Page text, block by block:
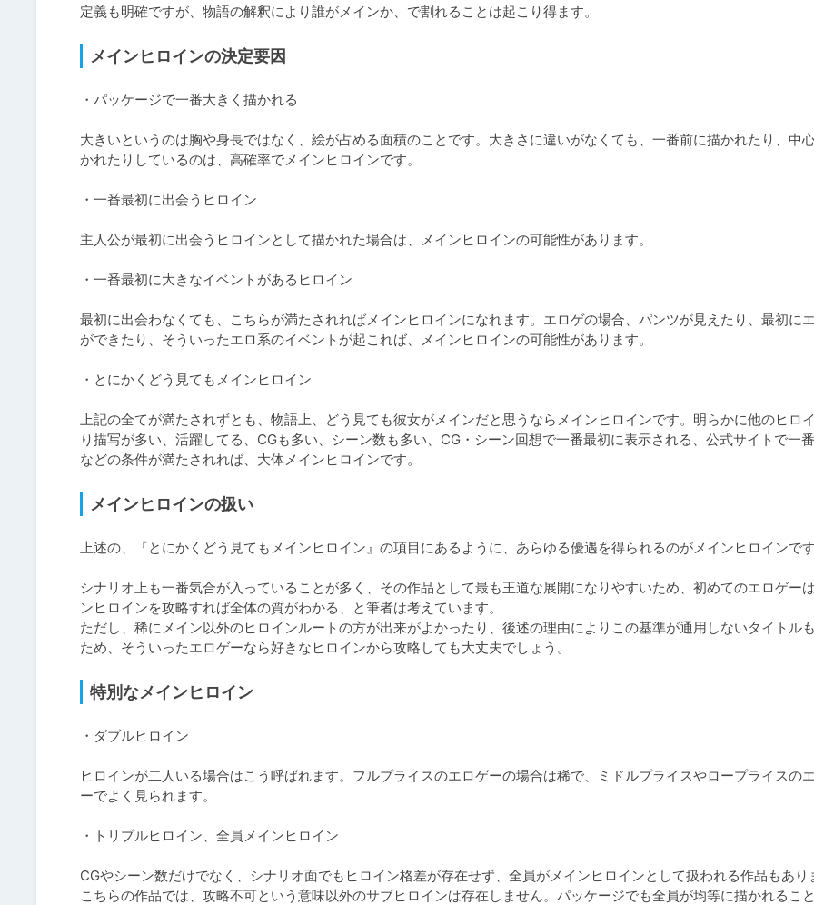
定義も明確ですが、物語の解釈により誰がメインか、で割れることは起こり得ます。
メインヒロインの決定要因
・パッケージで一番大きく描かれる
大きいというのは胸や身長ではなく、絵が占める面積のことです。大きさに違いがなくても、一番前に描かれたり、中
かれたりしているのは、高確率でメインヒロインです。
・一番最初に出会うヒロイン
主人公が最初に出会うヒロインとして描かれた場合は、メインヒロインの可能性があります。
・一番最初に大きなイベントがあるヒロイン
最初に出会わなくても、こちらが満たされればメインヒロインになれます。エロゲの場合、パンツが見えたり、最初に
ができたり、そういったエロ系のイベントが起これば、メインヒロインの可能性があります。
・とにかくどう見てもメインヒロイン
上記の全てが満たされずとも、物語上、どう見ても彼女がメインだと思うならメインヒロインです。明らかに他のヒロ
り描写が多い、活躍してる、CGも多い、シーン数も多い、CG・シーン回想で一番最初に表示される、公式サイトで一
などの条件が満たされれば、大体メインヒロインです。
メインヒロインの扱い
上述の、『とにかくどう見てもメインヒロイン』の項目にあるように、あらゆる優遇を得られるのがメインヒロインで
シナリオ上も一番気合が入っていることが多く、その作品として最も王道な展開になりやすいため、初めてのエロゲー
ンヒロインを攻略すれば全体の質がわかる、と筆者は考えています。
ただし、稀にメイン以外のヒロインルートの方が出来がよかったり、後述の理由によりこの基準が通用しないタイトル
ため、そういったエロゲーなら好きなヒロインから攻略しても大丈夫でしょう。
特別なメインヒロイン
・ダブルヒロイン
ヒロインが二人いる場合はこう呼ばれます。フルプライスのエロゲーの場合は稀で、ミドルプライスやロープライスの
ーでよく見られます。
・トリプルヒロイン、全員メインヒロイン
CGやシーン数だけでなく、シナリオ面でもヒロイン格差が存在せず、全員がメインヒロインとして扱われる作品もあり
こちらの作品では、攻略不可という意味以外のサブヒロインは存在しません。パッケージでも全員が均等に描かれるこ